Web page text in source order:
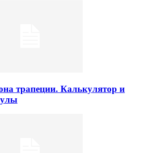
трапеции. Калькулятор и